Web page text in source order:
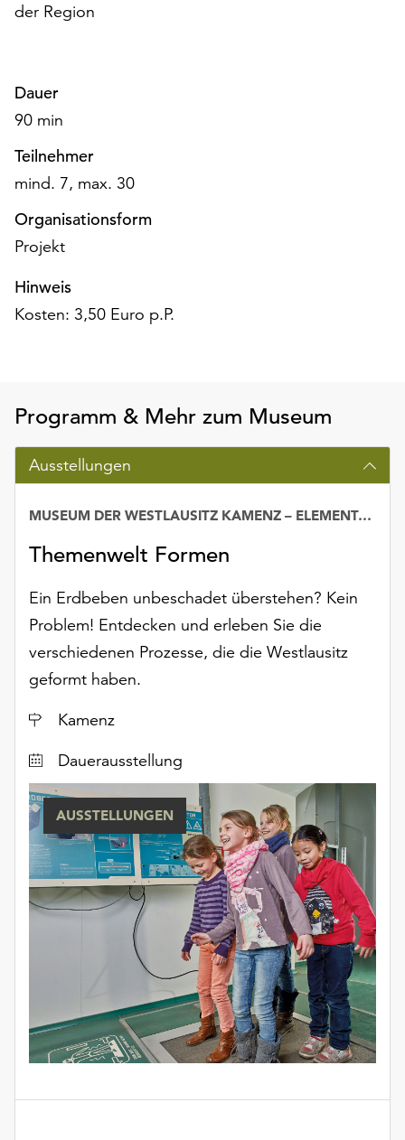
und
Ihnen
am
der
Seite
Schaltfläche
„Cookie-
Einstellungen“
zur
Funktionale
ohne
Ihr
Einverständnis
weiterhin
ausgeführt.
Möchten
Sie
die
Cookies
anpassen,
erreichen
die
Einstellungen
über
die
Schaltfläche
„Auswählen“.
Weitere
Informationen
finden
Sie
Datenschutzerklärung
Impressum
der Region
Dauer
90 min
Teilnehmer
mind. 7, max. 30
Organisationsform
Projekt
Hinweis
Kosten: 3,50 Euro p.P.
Programm & Mehr zum Museum
Ausstellungen
Themenwelt Formen
MUSEUM DER WESTLAUSITZ KAMENZ – ELEMENTARIUM
Ein Erdbeben unbeschadet überstehen? Kein
Problem! Entdecken und erleben Sie die
verschiedenen Prozesse, die die Westlausitz
geformt haben.
Ort
Kamenz
Datum
Dauerausstellung
AUSSTELLUNGEN